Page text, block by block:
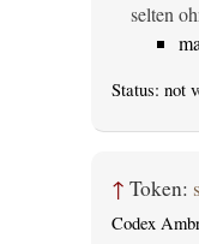
selten
Status: not
↑ Token:
Codex